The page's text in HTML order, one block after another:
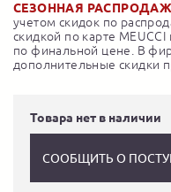
СЕЗОННАЯ
учетом скидок по
скидкой по карте
по финальной цене. В
дополнительные скидки
Товара нет в наличии
СООБЩИТЬ О